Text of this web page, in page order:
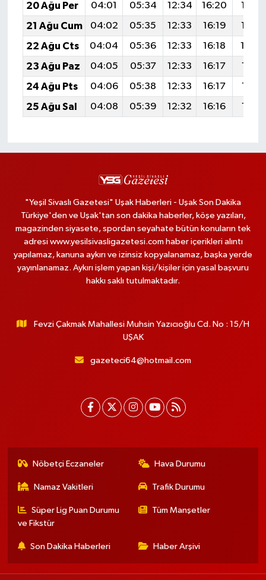
20 Ağu Per
04:01 05:34 12:34 16:20
19:23
21 Ağu Cum
04:02 05:35 12:33 16:19
19:22
22 Ağu Cts
04:04 05:36 12:33 16:18
19:20
23 Ağu Paz
04:05 05:37 12:33 16:17
19:19
24 Ağu Pts
04:06 05:38 12:33 16:17
19:17
25 Ağu Sal
04:08 05:39 12:32 16:16 19:16
"Yeşil Sivaslı Gazetesi" Uşak Haberleri - Uşak Son Dakika
Türkiye'den ve Uşak'tan son dakika haberler, köşe yazıları,
magazinden siyasete, spordan seyahate bütün konuların tek
adresi www.yesilsivasligazetesi.com haber içerikleri alıntı
yapılamaz, kanuna aykırı ve izinsiz kopyalanamaz, başka yerde
yayınlanamaz. Aykırı işlem yapan kişi/kişiler için yasal başvuru
hakkı saklı tutulmaktadır.
Fevzi Çakmak Mahallesi Muhsin Yazıcıoğlu Cd. No : 15/H
UŞAK
gazeteci64@hotmail.com
Nöbetçi Eczaneler Hava Durumu
Namaz Vakitleri Trafik Durumu
Süper Lig Puan Durumu
ve Fikstür
Tüm Manşetler
Son Dakika Haberleri Haber Arşivi